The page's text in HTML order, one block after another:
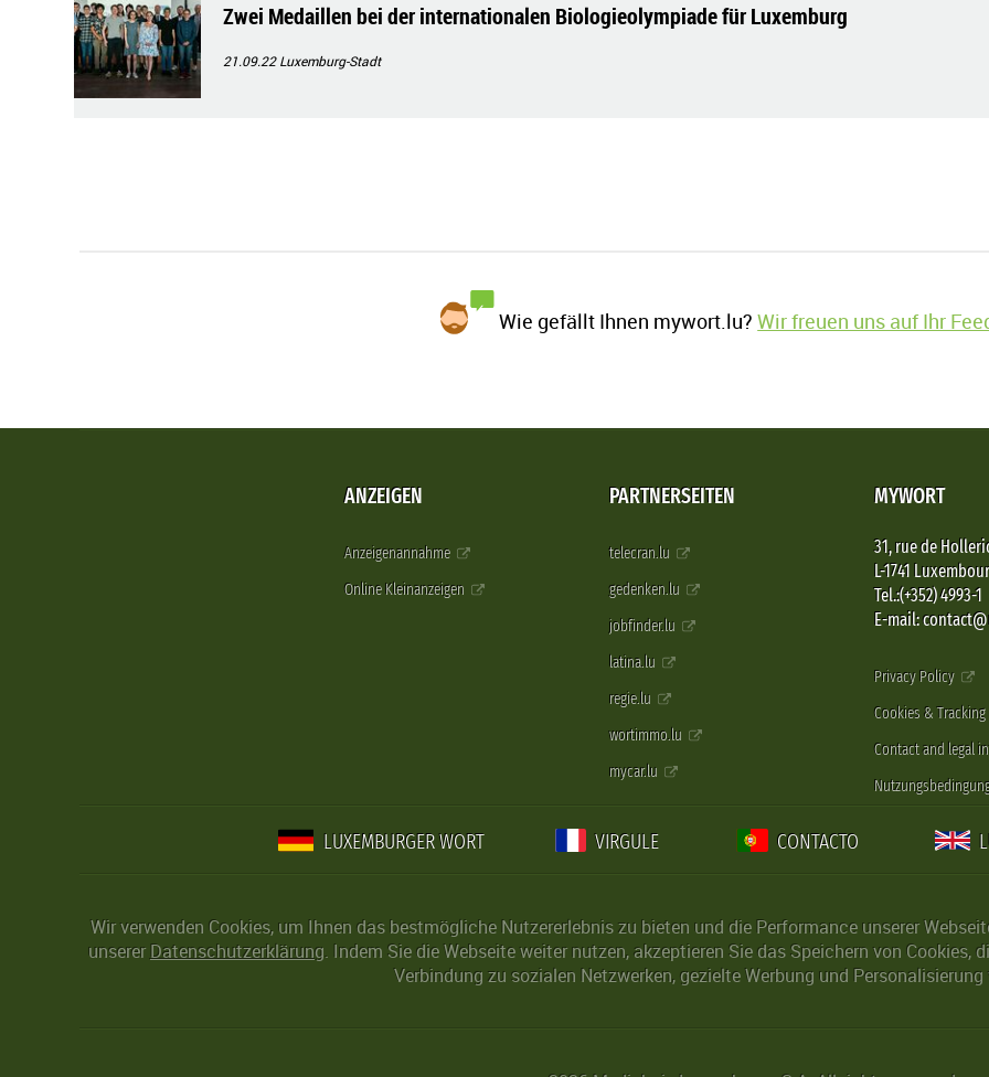
Zwei Medaillen bei der internationalen Biologieolympiade für Luxemburg
21.09.22Luxemburg-Stadt
Wie gefällt Ihnen mywort.lu?Wir freuen uns auf Ihr
ANZEIGEN
Anzeigenannahme
Online Kleinanzeigen
PARTNERSEITEN
telecran.lu
gedenken.lu
jobfinder.lu
latina.lu
regie.lu
wortimmo.lu
mycar.lu
MYWORT
31, rue de
L-1741
Tel.:(+352) 4993-1
E-mail:
Privacy Policy
Cookies & Tracking
Contact and legal
LUXEMBURGER WORT VIRGULE CONTACTO
Wir verwenden Cookies, um Ihnen das bestmögliche Nutzererlebnis zu bieten und die Performance unserer
unserer Datenschutzerklärung. Indem Sie die Webseite weiter nutzen, akzeptieren Sie das Speichern von
Verbindung zu sozialen Netzwerken, gezielte Werbung und